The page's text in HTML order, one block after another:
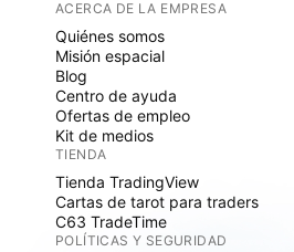
ACERCA DE LA EMPRESA
Quiénes somos
Misión espacial
Blog
Centro de ayuda
Ofertas de empleo
Kit de medios
TIENDA
Tienda TradingView
Cartas de tarot para traders
C63 TradeTime
POLÍTICAS Y SEGURIDAD